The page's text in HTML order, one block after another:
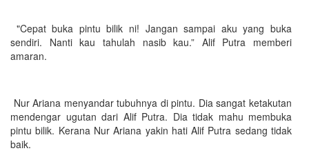
"Cepat buka pintu bilik ni! Jangan sampai aku yang buka
sendiri. Nanti kau tahulah nasib kau.” Alif Putra memberi
amaran.
Nur Ariana menyandar tubuhnya di pintu. Dia sangat ketakutan
mendengar ugutan dari Alif Putra. Dia tidak mahu membuka
pintu bilik. Kerana Nur Ariana yakin hati Alif Putra sedang tidak
baik.